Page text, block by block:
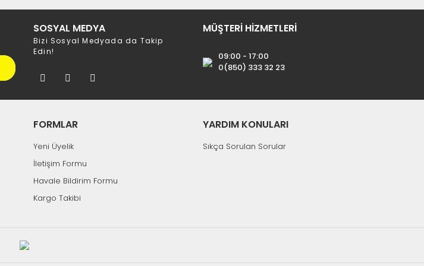
SOSYAL MEDYA
Bizi Sosyal Medyada da Takip
Edin!
MÜŞTERİ HİZMETLERİ
09:00 - 17:00
0(850) 333 32 23
FORMLAR
Yeni Üyelik
İletişim Formu
Havale Bildirim Formu
Kargo Takibi
YARDIM KONULARI
Sıkça Sorulan Sorular